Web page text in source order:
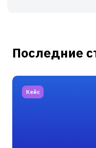
Последние
Кейс